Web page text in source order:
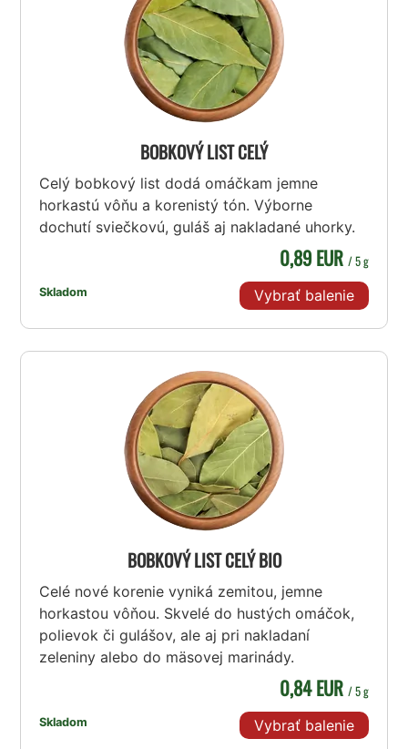
BOBKOVÝ LIST CELÝ
Celý bobkový list dodá omáčkam jemne
horkastú vôňu a korenistý tón. Výborne
dochutí sviečkovú, guláš aj nakladané uhorky.
Skladom
0,89 EUR / 5 g
Vybrať balenie
BOBKOVÝ LIST CELÝ BIO
Celé nové korenie vyniká zemitou, jemne
horkastou vôňou. Skvelé do hustých omáčok,
polievok či gulášov, ale aj pri nakladaní
zeleniny alebo do mäsovej marinády.
Skladom
0,84 EUR / 5 g
Vybrať balenie